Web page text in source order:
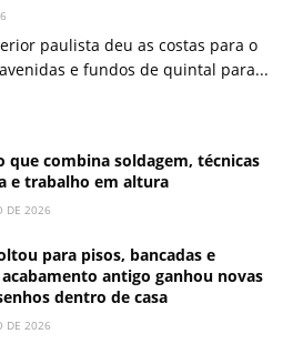
paulista deu as costas para o
e fundos de quintal para...
que combina soldagem, técnicas
e trabalho em altura
DE 2026
para pisos, bancadas e
antigo ganhou novas
dentro de casa
DE 2026